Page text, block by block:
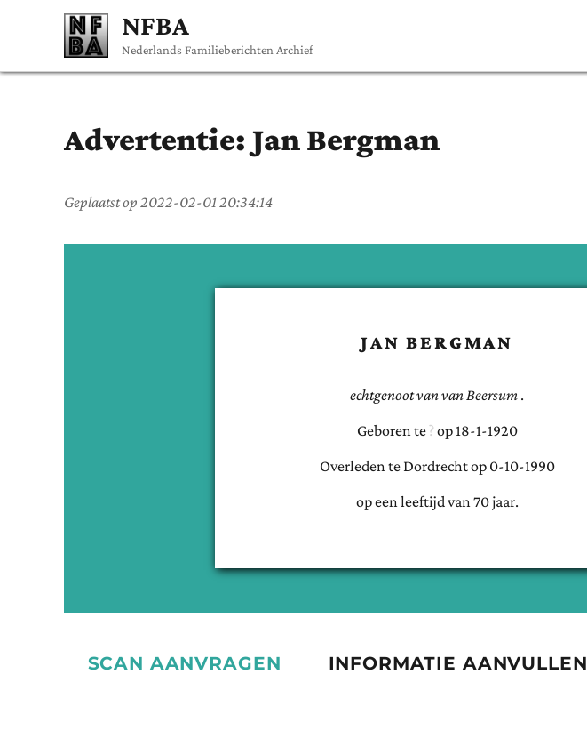
NFBA
Nederlands Familieberichten Archief
Advertentie: JanBergman
Geplaatst op 2022-02-01 20:34:14
JAN BERGMAN
echtgenoot vanvan Beersum .
Geboren te op 18-1-1920
Overleden te Dordrechtop 0-10-1990
op een leeftijd van 70jaar.
SCAN AANVRAGEN INFORMATIE AANVULLEN